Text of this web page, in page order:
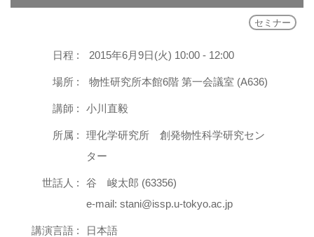
セミナー
日程 : 2015年6月9日(火) 10:00 - 12:00
場所 : 物性研究所本館6階 第一会議室 (A636)
講師 : 小川直毅
所属 :
理化学研究所 創発物性科学研究セン
ター
世話人 :
谷 峻太郎 (63356)
e-mail: stani@issp.u-tokyo.ac.jp
講演言語 : 日本語